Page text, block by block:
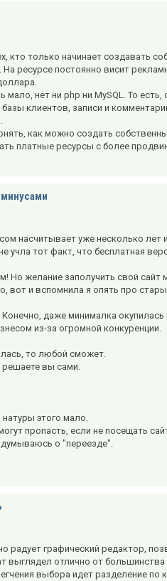
кто только начинает создавать
На ресурсе постоянно висит
нет ни php ни MySQL. То
клиентов, записи и
как можно создать
платные ресурсы с более
насчитывает уже несколько лет
учла тот факт, что бесплатная
желание заполучить свой сайт
и вспомнила я опять про
даже минималка
из-за огромной конкуренции.
то любой сможет.
решаете вы сами.
этого мало.
пропасть, если не посещать
о "переезде".
радует графический редактор,
выглядел отлично от
выбора идет разделение по